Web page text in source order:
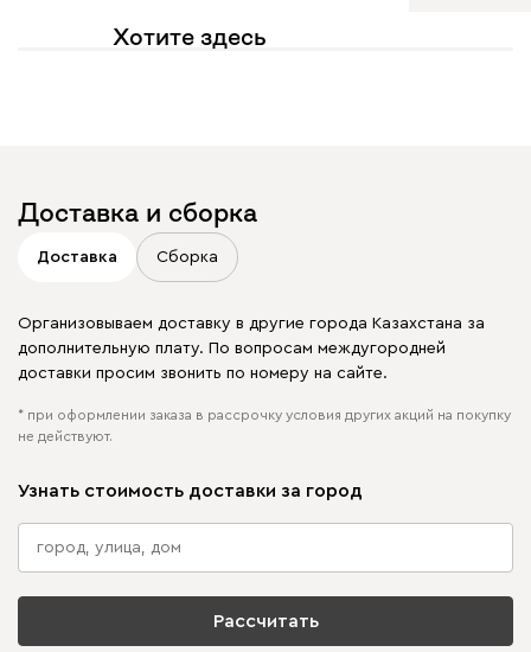
Хотите здесь
Доставка и сборка
Доставка Сборка
Организовываем доставку в другие города Казахстана за
дополнительную плату. По вопросам междугородней
доставки просим звонить по номеру на сайте.
* при оформлении заказа в рассрочку условия других акций на покупку
не действуют.
Узнать стоимость доставки за город
Рассчитать